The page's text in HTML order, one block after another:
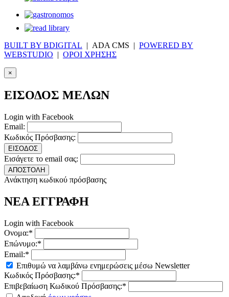
BUILT BY BDIGITAL | ADA CMS | POWERED BY
WEBSTUDIO | ΟΡΟΙ ΧΡΗΣΗΣ
×
ΕΙΣΟΔΟΣ ΜΕΛΩΝ
Login with Facebook
Email:
Κωδικός Πρόσβασης:
ΕΙΣΟΔΟΣ
Εισάγετε το email σας:
ΑΠΟΣΤΟΛΗ
Ανάκτηση κωδικού πρόσβασης
ΝΕΑ ΕΓΓΡΑΦΗ
Login with Facebook
Ονομα:*
Επώνυμο:*
Email:*
Επιθυμώ να λαμβάνω ενημερώσεις μέσω Newsletter
Κωδικός Πρόσβασης:*
Επιβεβαίωση Κωδικού Πρόσβασης:*